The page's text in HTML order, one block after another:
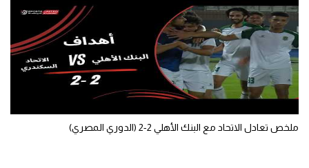
ملخص تعادل الاتحاد مع البنك الأهلي 2-2 (الدوري المصري)